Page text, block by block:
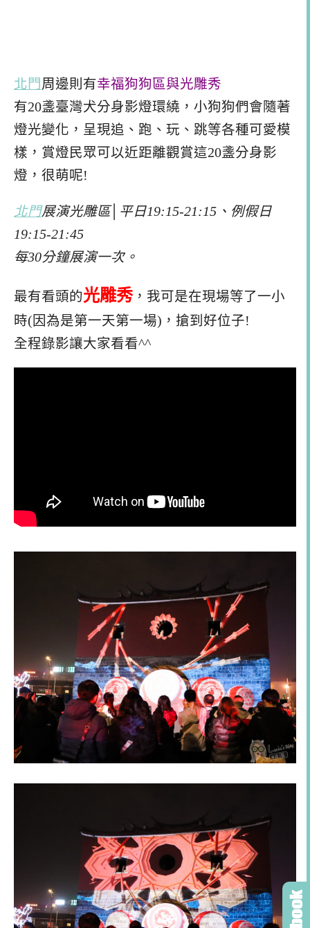
北門 周邊則有幸福狗狗區與光雕秀
有20盞臺灣犬分身影燈環繞，小狗狗們會隨著
燈光變化，呈現追、跑、玩、跳等各種可愛模
樣，賞燈民眾可以近距離觀賞這20盞分身影
燈，很萌呢!
北門展演光雕區│平日19:15-21:15、例假日
19:15-21:45
每30分鐘展演一次。
最有看頭的光雕秀，我可是在現場等了一小
時(因為是第一天第一場)，搶到好位子!
全程錄影讓大家看看^^